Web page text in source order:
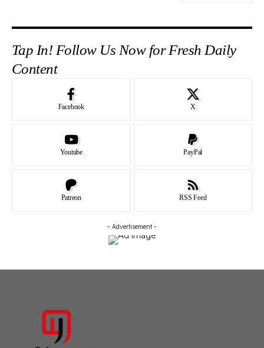
Tap In! Follow Us Now for Fresh Daily
Content
Facebook X
Youtube PayPal
Patreon RSS Feed
- Advertisement -